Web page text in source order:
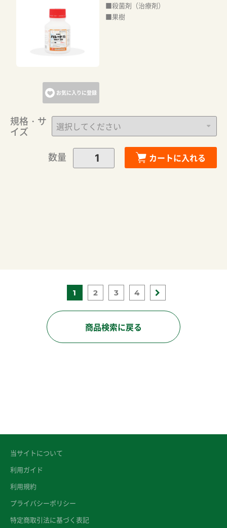
お気に入りに登録
■殺菌剤（治療剤）
■果樹
規格・サ
イズ
数量
カートに入れる
1 2 3 4
商品検索に戻る
当サイトについて
利用ガイド
利用規約
プライバシーポリシー
特定商取引法に基づく表記